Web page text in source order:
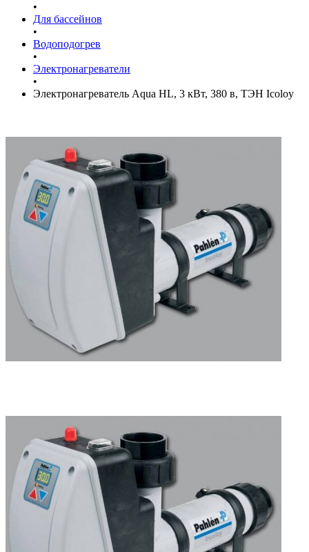
•
Для бассейнов
•
Водоподогрев
•
Электронагреватели
•
Электронагреватель Aqua HL, 3 кВт, 380 в, ТЭН Icoloy